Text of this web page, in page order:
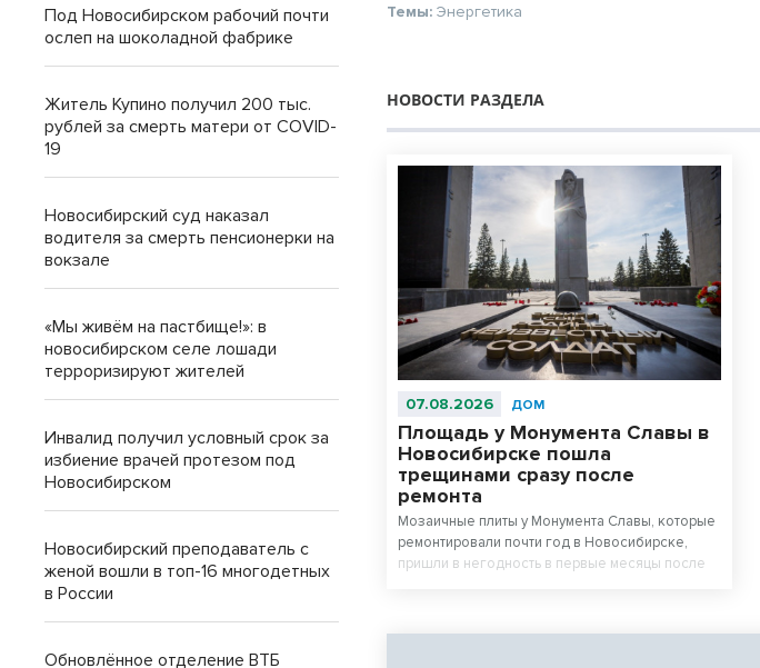
Темы:Энергетика
НОВОСТИ РАЗДЕЛА
07.08.2026 ДОМ
Площадь у Монумента Славы в
Новосибирске пошла
трещинами сразу после
ремонта
Мозаичные плиты у Монумента Славы, которые
ремонтировали почти год в Новосибирске,
пришли в негодность в первые месяцы после
Под Новосибирском рабочий почти
ослеп на шоколадной фабрике
Житель Купино получил 200 тыс.
рублей за смерть матери от COVID-
19
Новосибирский суд наказал
водителя за смерть пенсионерки на
вокзале
«Мы живём на пастбище!»: в
новосибирском селе лошади
терроризируют жителей
Инвалид получил условный срок за
избиение врачей протезом под
Новосибирском
Новосибирский преподаватель с
женой вошли в топ-16 многодетных
в России
Обновлённое отделение ВТБ